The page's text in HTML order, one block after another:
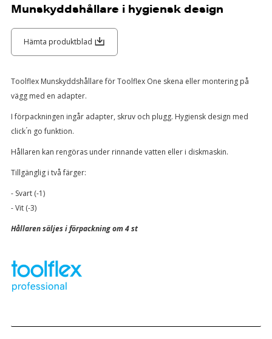
Munskyddshållare i hygiensk design
Hämta produktblad
Toolflex Munskyddshållare för Toolflex One skena eller montering på
vägg med en adapter.
I förpackningen ingår adapter, skruv och plugg. Hygiensk design med
click ́n go funktion.
Hållaren kan rengöras under rinnande vatten eller i diskmaskin.
Tillgänglig i två färger:
- Svart (-1)
- Vit (-3)
Hållaren säljes i förpackning om 4 st